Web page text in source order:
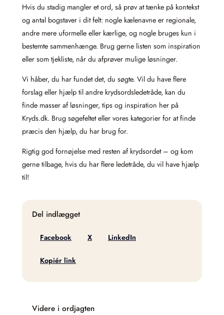
Hvis du stadig mangler et ord, så prøv at tænke på kontekst
og antal bogstaver i dit felt: nogle kælenavne er regionale,
andre mere uformelle eller kærlige, og nogle bruges kun i
bestemte sammenhænge. Brug gerne listen som inspiration
eller som tjekliste, når du afprøver mulige løsninger.
Vi håber, du har fundet det, du søgte. Vil du have flere
forslag eller hjælp til andre krydsordsledetråde, kan du
finde masser af løsninger, tips og inspiration her på
Kryds.dk. Brug søgefeltet eller vores kategorier for at finde
præcis den hjælp, du har brug for.
Rigtig god fornøjelse med resten af krydsordet – og kom
gerne tilbage, hvis du har flere ledetråde, du vil have hjælp
til!
Del indlægget
Facebook X LinkedIn
Kopiér link
Videre i ordjagten